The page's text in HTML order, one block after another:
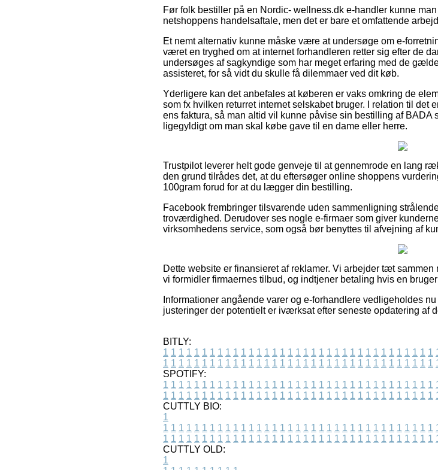
Før folk bestiller på en Nordic- wellness.dk e-handler kunne
netshoppens handelsaftale, men det er bare et omfattende
Et nemt alternativ kunne måske være at undersøge om e-
været en tryghed om at internet forhandleren retter sig efter de
undersøges af sagkyndige som har meget erfaring med de
assisteret, for så vidt du skulle få dilemmaer ved dit køb.
Yderligere kan det anbefales at køberen er vaks omkring de
som fx hvilken returret internet selskabet bruger. I relation til det
ens faktura, så man altid vil kunne påvise sin bestilling af
ligegyldigt om man skal købe gave til en dame eller herre.
Trustpilot leverer helt gode genveje til at gennemrode en lang
den grund tilrådes det, at du eftersøger online shoppens
100gram forud for at du lægger din bestilling.
Facebook frembringer tilsvarende uden sammenligning
troværdighed. Derudover ses nogle e-firmaer som giver
virksomhedens service, som også bør benyttes til afvejning af
Dette website er finansieret af reklamer. Vi arbejder tæt
vi formidler firmaernes tilbud, og indtjener betaling hvis en
Informationer angående varer og e-forhandlere vedligeholdes
justeringer der potentielt er iværksat efter seneste opdatering af
BITLY:
1 1 1 1 1 1 1 1 1 1 1 1 1 1 1 1 1 1 1 1 1 1 1 1 1 1 1 1 1 1 1 1 1 1 1
1 1 1 1 1 1 1 1 1 1 1 1 1 1 1 1 1 1 1 1 1 1 1 1 1 1 1 1 1 1 1 1 1 1 1
SPOTIFY:
1 1 1 1 1 1 1 1 1 1 1 1 1 1 1 1 1 1 1 1 1 1 1 1 1 1 1 1 1 1 1 1 1 1 1
1 1 1 1 1 1 1 1 1 1 1 1 1 1 1 1 1 1 1 1 1 1 1 1 1 1 1 1 1 1 1 1 1 1 1
CUTTLY BIO:
1
1 1 1 1 1 1 1 1 1 1 1 1 1 1 1 1 1 1 1 1 1 1 1 1 1 1 1 1 1 1 1 1 1 1 1
1 1 1 1 1 1 1 1 1 1 1 1 1 1 1 1 1 1 1 1 1 1 1 1 1 1 1 1 1 1 1 1 1 1 1
CUTTLY OLD:
1